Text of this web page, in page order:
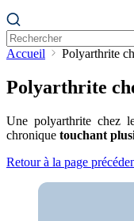
Accueil Polyarthrite
Polyarthrite
Une polyarthrite chez
chronique touchant
Retour à la page